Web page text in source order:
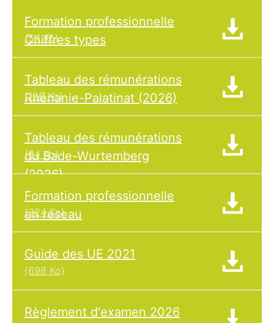
Formation professionnelle
Chiffres types
(54 Ko)
Tableau des rémunérations
Rhénanie-Palatinat (2026)
(106 Ko)
Tableau des rémunérations
du Bade-Wurtemberg
(2026)
(84 Ko)
Formation professionnelle
en réseau
(324 Ko)
Guide des UE 2021
(698 Ko)
Règlement d'examen 2026